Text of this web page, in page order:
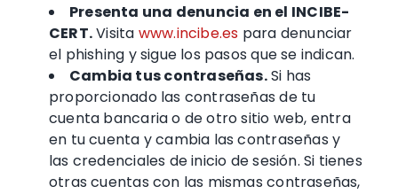
Presenta una denuncia en el INCIBE-
CERT.Visita www.incibe.es para denunciar
el phishing y sigue los pasos que se indican.
Cambia tus contraseñas.Si has
proporcionado las contraseñas de tu
cuenta bancariao de otro sitio web, entra
en tu cuenta y cambia las contraseñas y
las credenciales de inicio de sesión. Si tienes
otras cuentas con las mismas contraseñas,